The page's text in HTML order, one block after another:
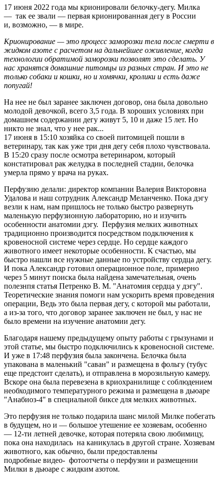
17 июня 2022 года мы крионировали белочку-дегу. Милка
— так ее звали — первая крионированная дегу в России
и, возможно, — в мире.
Крионирование — это процесс заморозки тела после смерти в
жидком азоте с расчетом на дальнейшее оживление, когда
технологии обратимой заморозки позволят это сделать. У
нас хранятся домашние питомцы из разных стран. И это не
только собаки и кошки, но и хомячки, кролики и есть даже
попугай!
На нее не был заранее заключен договор, она была довольно
молодой девочкой, всего 3,5 года. В хороших условиях при
домашнем содержании дегу живут 5, 10 и даже 15 лет. Но
никто не знал, что у нее рак...
17 июня в 15:10 хозяйка со своей питомицей пошли в
ветеринару, так как уже три дня дегу себя плохо чувствовала.
В 15:20 сразу после осмотра ветеринаром, который
констатировал рак желудка в последней стадии, белочка
умерла прямо у врача на руках.
Перфузию делали: директор компании Валерия Викторовна
Удалова и наш сотрудник Александр Меланченко. Пока дэгу
везли к нам, нам пришлось не только быстро развернуть
маленькую перфузионную лабораторию, но и изучить
особенности анатомии дэгу. Перфузия мелких животных
традиционно производится посредством подключения к
кровеносной системе через сердце. Но сердце каждого
животного имеет некоторые особенности. К счастью, мы
быстро нашли все нужные данные по устройству сердца дегу.
И пока Александр готовил операционное поле, примерно
через 5 минут поиска была найдена замечательная, очень
полезнпя статья Петренко В. М. "Анатомия сердца у дэгу".
Теоретические знания помоги нам ускорить время проведения
операции, Ведь это была первая дегу, с которой мы работали,
а из-за того, что договор заранее заключен не был, у нас не
было времени на изучение анатомии дегу.
Благодаря нашему предыдущему опыту работы с грызунами и
этой статье, мы быстро подключились к кровеносной системе.
И уже в 17:48 перфузия была закончена. Белочка была
упакована в маленький "саван" и размещена в фольгу (тубус
еще предстоит сделать), и отправлена в морозильную камеру.
Вскоре она была перевезена в криохранилище с соблюдением
необходимого температурного режима и размещена в дьюаре
"Анабиоз-4" в специальной биксе для мелких животных.
Это перфузия не только подарила шанс милой Милке побегать
в будущем, но и — большое утешение ее хозяевам, особенно
— 12-ти летней девочке, которая потеряла свою любимицу,
пока она находилась на каникулась в другой стране. Хозяевам
животного, как обычно, были предоставлены
подробные видео- фотоотчеты о перфузии и размещении
Милки в дьюаре с жидким азотом.